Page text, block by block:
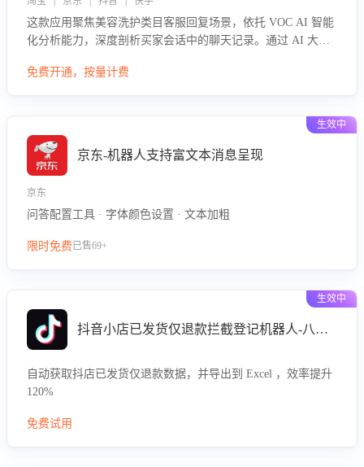
这款应用聚焦美容洗护类目客服回复场景，依托 VOC AI 智能
化分析能力，深度剖析买家会话中的聊天记录。通过 AI 大模
效性与完整性，输出针对性改进策略，助力商家快速优化快捷
免费开通，按量计费
生效中
京东-机器人支持富文本消息呈现
京东
问答配置工具 · 字体颜色设置 · 文本加粗
限时免费已售69+
生效中
抖音小店已发货仅退款拦截登记机器人-八爪鱼
自动获取抖店已发货仅退款数据，并导出到 Excel ，效率提升
120%
免费试用